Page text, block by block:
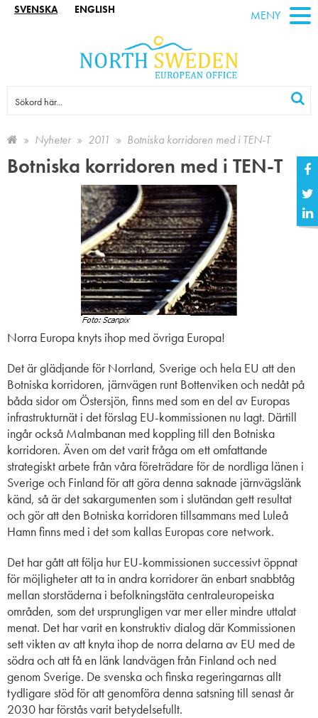
SVENSKA ENGLISH MENY
Nyheter 2011 Botniska korridoren med i TEN-T
Botniska korridoren med i TEN-T
Norra Europa knyts ihop med övriga Europa!
Det är glädjande för Norrland, Sverige och hela EU att den
Botniska korridoren, järnvägen runt Bottenviken och nedåt på
båda sidor om Östersjön, finns med som en del av Europas
infrastrukturnät i det förslag EU-kommissionen nu lagt. Därtill
ingår också Malmbanan med koppling till den Botniska
korridoren. Även om det varit fråga om ett omfattande
strategiskt arbete från våra företrädare för de nordliga länen i
Sverige och Finland för att göra denna saknade järnvägslänk
känd, så är det sakargumenten som i slutändan gett resultat
och gör att den Botniska korridoren tillsammans med Luleå
Hamn finns med i det som kallas Europas core network.
Det har gått att följa hur EU-kommissionen successivt öppnat
för möjligheter att ta in andra korridorer än enbart snabbtåg
mellan storstäderna i befolkningstäta centraleuropeiska
områden, som det ursprungligen var mer eller mindre uttalat
menat. Det har varit en konstruktiv dialog där Kommissionen
sett vikten av att knyta ihop de norra delarna av EU med de
södra och att få en länk landvägen från Finland och ned
genom Sverige. De svenska och finska regeringarnas allt
tydligare stöd för att genomföra denna satsning till senast år
2030 har förstås varit betydelsefullt.